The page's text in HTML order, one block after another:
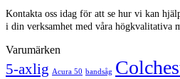
Kontakta oss idag för att se hur vi kan
i din verksamhet med våra högkvalitativa
Varumärken
5-axlig Acura 50 bandsåg